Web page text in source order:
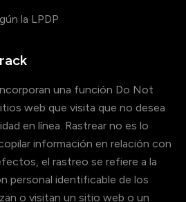
la LPDP
una función Do Not
web que visita que no desea
en línea. Rastrear no es lo
información en relación con
el rastreo se refiere a la
personal identificable de los
o visitan un sitio web o un